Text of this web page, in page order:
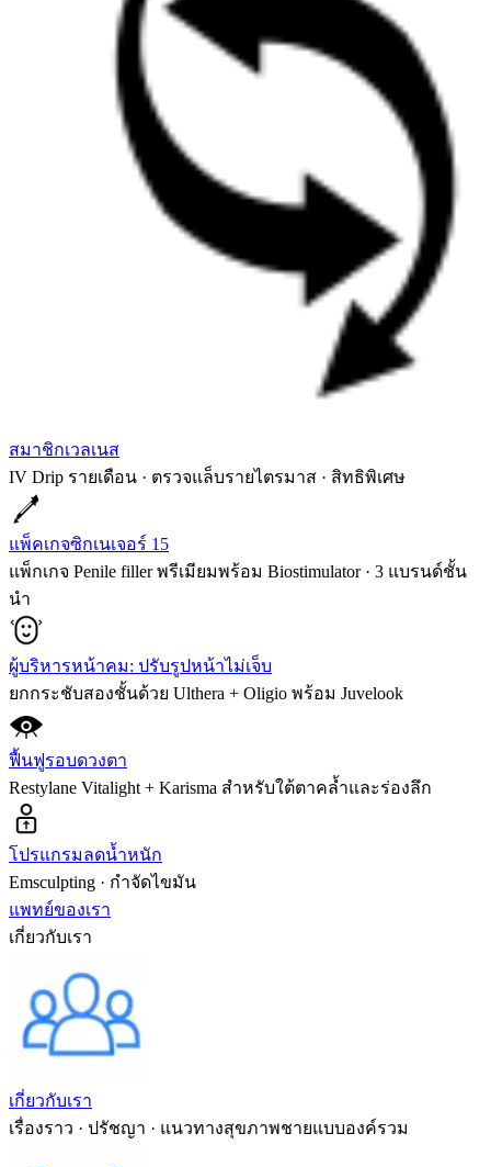
สมาชิกเวลเนส
IV Drip รายเดือน · ตรวจแล็บรายไตรมาส · สิทธิพิเศษ
แพ็คเกจซิกเนเจอร์ 15
แพ็กเกจ Penile filler พรีเมียมพร้อม Biostimulator · 3 แบรนด์ชั้น
นำ
ผู้บริหารหน้าคม: ปรับรูปหน้าไม่เจ็บ
ยกกระชับสองชั้นด้วย Ulthera + Oligio พร้อม Juvelook
ฟื้นฟูรอบดวงตา
Restylane Vitalight + Karisma สำหรับใต้ตาคล้ำและร่องลึก
โปรแกรมลดน้ำหนัก
Emsculpting · กำจัดไขมัน
แพทย์ของเรา
เกี่ยวกับเรา
เกี่ยวกับเรา
เรื่องราว · ปรัชญา · แนวทางสุขภาพชายแบบองค์รวม